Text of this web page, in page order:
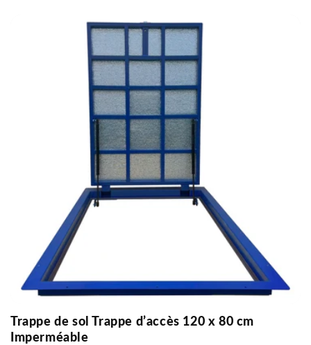
Trappe de sol Trappe d’accès 120 x 80 cm
Imperméable